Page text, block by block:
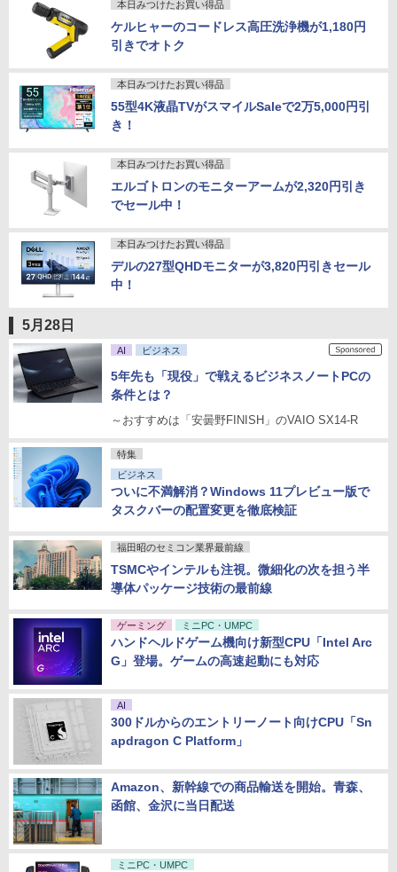
本日みつけたお買い得品
ケルヒャーのコードレス高圧洗浄機が1,180円
引きでオトク
本日みつけたお買い得品
55型4K液晶TVがスマイルSaleで2万5,000円引
き！
本日みつけたお買い得品
エルゴトロンのモニターアームが2,320円引き
でセール中！
本日みつけたお買い得品
デルの27型QHDモニターが3,820円引きセール
中！
5月28日
AI ビジネス
5年先も「現役」で戦えるビジネスノートPCの
条件とは？
～おすすめは「安曇野FINISH」のVAIO SX14-R
特集
ビジネス
ついに不満解消？Windows 11プレビュー版で
タスクバーの配置変更を徹底検証
福田昭のセミコン業界最前線
TSMCやインテルも注視。微細化の次を担う半
導体パッケージ技術の最前線
ゲーミング ミニPC・UMPC
ハンドヘルドゲーム機向け新型CPU「Intel Arc
G」登場。ゲームの高速起動にも対応
AI
300ドルからのエントリーノート向けCPU「Sn
apdragon C Platform」
Amazon、新幹線での商品輸送を開始。青森、
函館、金沢に当日配送
ミニPC・UMPC